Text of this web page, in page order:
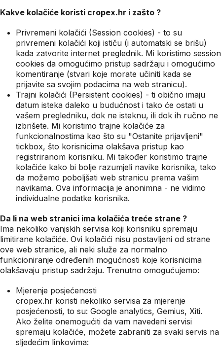
Kakve kolačiće koristi cropex.hr i zašto ?
Privremeni kolačići (Session cookies) - to su
privremeni kolačići koji ističu (i automatski se brišu)
kada zatvorite internet preglednik. Mi koristimo session
cookies da omogućimo pristup sadržaju i omogućimo
komentiranje (stvari koje morate učiniti kada se
prijavite sa svojim podacima na web stranicu).
Trajni kolačići (Persistent cookies) - ti obično imaju
datum isteka daleko u budućnost i tako će ostati u
vašem pregledniku, dok ne isteknu, ili dok ih ručno ne
izbrišete. Mi koristimo trajne kolačiće za
funkcionalnostima kao što su "Ostanite prijavljeni"
tickbox, što korisnicima olakšava pristup kao
registriranom korisniku. Mi također koristimo trajne
kolačiće kako bi bolje razumjeli navike korisnika, tako
da možemo poboljšati web stranicu prema vašim
navikama. Ova informacija je anonimna - ne vidimo
individualne podatke korisnika.
Da li na web stranici ima kolačića treće strane ?
Ima nekoliko vanjskih servisa koji korisniku spremaju
limitirane kolačiće. Ovi kolačići nisu postavljeni od strane
ove web stranice, ali neki služe za normalno
funkcioniranje određenih mogućnosti koje korisnicima
olakšavaju pristup sadržaju. Trenutno omogućujemo:
Mjerenje posjećenosti
cropex.hr koristi nekoliko servisa za mjerenje
posjećenosti, to su: Google analytics, Gemius, Xiti.
Ako želite onemogućiti da vam navedeni servisi
spremaju kolačiće, možete zabraniti za svaki servis na
sljedećim linkovima: